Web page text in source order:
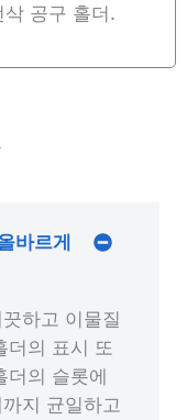
공구 홀더.
바르게
하고 이물질
더의 표시 또
더의 슬롯에
지 균일하고